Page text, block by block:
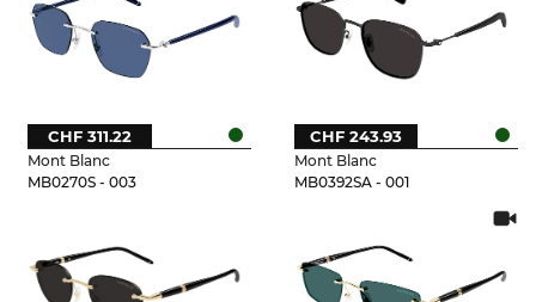
Mont Blanc
MB0270S - 003
CHF 311.22
Mont Blanc
MB0392SA - 001
CHF 243.93